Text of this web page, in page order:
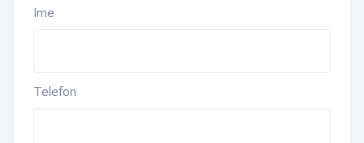
Ime
Telefon